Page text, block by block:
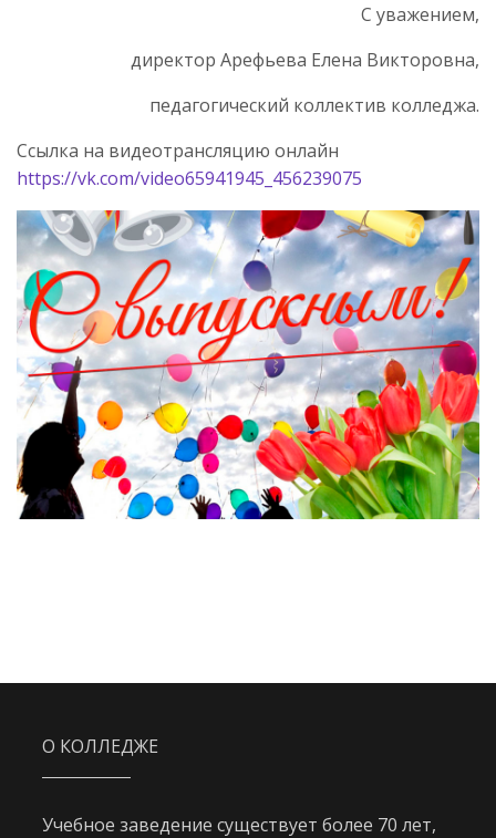
С уважением,
директор Арефьева Елена Викторовна,
педагогический коллектив колледжа.
Cсылка на видеотрансляцию онлайн
https://vk.com/video65941945_456239075
О КОЛЛЕДЖЕ
Учебное заведение существует более 70 лет,